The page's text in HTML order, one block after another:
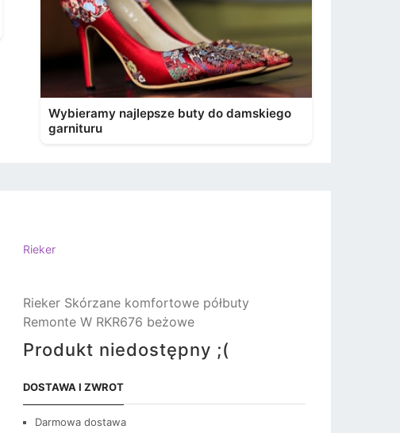
Wybieramy najlepsze buty do damskiego
garnituru
Rieker
Rieker Skórzane komfortowe półbuty
Remonte W RKR676 beżowe
Produkt niedostępny ;(
DOSTAWA I ZWROT
Darmowa dostawa